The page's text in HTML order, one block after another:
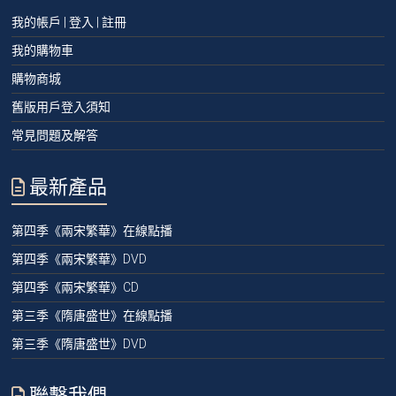
我的帳戶 | 登入 | 註冊
我的購物車
購物商城
舊版用戶登入須知
常見問題及解答
最新產品
第四季《兩宋繁華》在線點播
第四季《兩宋繁華》DVD
第四季《兩宋繁華》CD
第三季《隋唐盛世》在線點播
第三季《隋唐盛世》DVD